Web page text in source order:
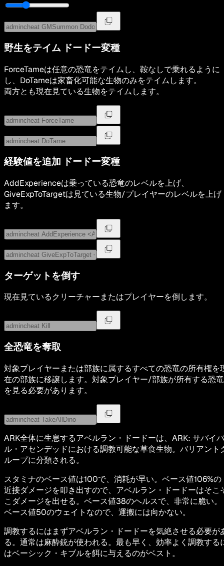
野生をテイム ドードー変種
ForceTameは任意の恐竜をテイムし、鞍なしで乗れるように
し、DoTameは家畜化可能な生物のみをテイムします。
両方とも現在見ている生物をテイムします。
経験値を追加 ドードー変種
AddExperienceは乗っている恐竜のレベルを上げ、
GiveExpToTargetは見ている生物/プレイヤーのレベルを上げ
ます。
ターゲットを倒す
現在見ているクリーチャーまたはプレイヤーを倒します。
全恐竜を奪取
対象プレイヤーまたは部族に属するすべての恐竜の所有権を
在の部族に移譲します。対象プレイヤー/部族が所有する恐竜
を見る必要があります。
ARK全体に生息するアベルラン・ドードーは、ARK: サバイバ
ル・アセンデッドにおける調教可能な草食生物。バリアント
ループに分類される。
スタミナのベース値は100で、消耗が早い。ベース値106%の
近接ダメージを叩き出すので、アベルラン・ドードーはそこ
こダメージを出せる。ベース値38のヘルスで、非常に脆い。
ベース値50のウェイトなので、運搬には向かない。
調教するにはまずアベルラン・ドードーを気絶させる必要が
る。通常は麻酔銃が使われる。最も早く、効率よく調教する
はベーシック・キブルを餌に与えるのがベスト。